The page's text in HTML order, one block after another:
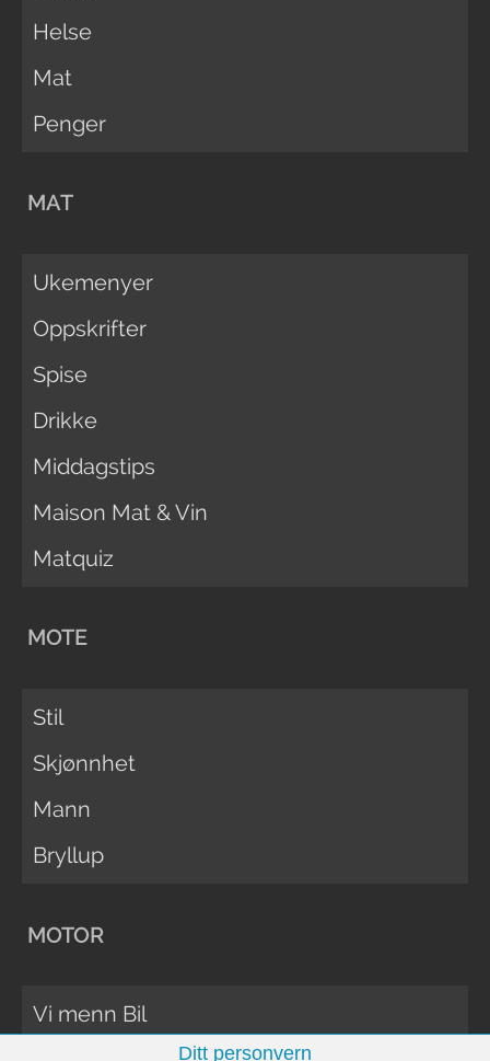
Helse
Mat
Penger
MAT
Ukemenyer
Oppskrifter
Spise
Drikke
Middagstips
Maison Mat & Vin
Matquiz
MOTE
Stil
Skjønnhet
Mann
Bryllup
MOTOR
Vi menn Bil
Ditt personvern